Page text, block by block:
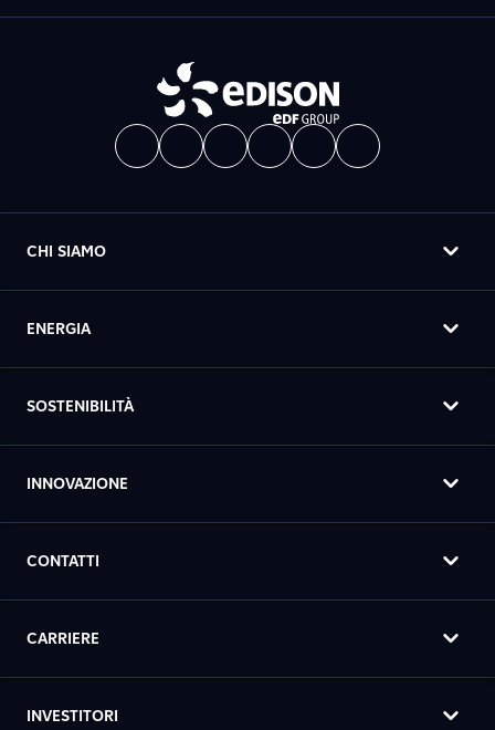
CHI SIAMO
ENERGIA
SOSTENIBILITÀ
INNOVAZIONE
CONTATTI
CARRIERE
INVESTITORI